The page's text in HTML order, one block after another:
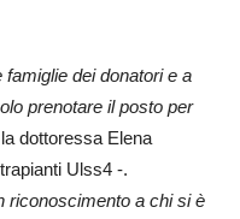
famiglie dei donatori e a
prenotare il posto per
dottoressa Elena
Ulss4 -.
riconoscimento a chi si è